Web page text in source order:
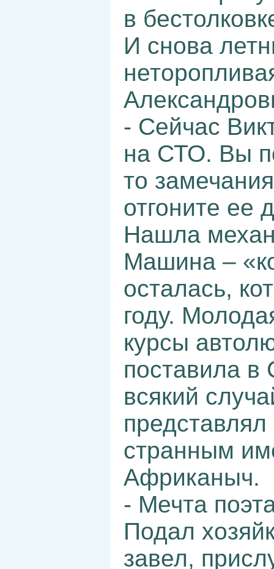
в
И снова
- Сейчас
на СТО. Вы
то
отгоните ее
Нашла
Машина –
осталась,
году.
курсы
поставила в
всякий
странным
Африканыч.
- Мечта
Подал
завел,